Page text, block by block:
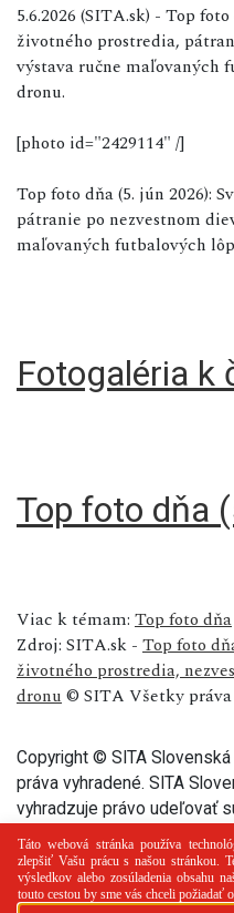
5.6.2026 (SITA.sk) - Top
životného prostredia,
výstava ručne maľovaných
dronu.
[photo id="2429114" /]
Top foto dňa (5. jún 2026):
pátranie po nezvestnom
maľovaných futbalových
Fotogaléria k
Top foto dňa
Viac k témam: Top foto dňa
Zdroj: SITA.sk - Top foto
životného prostredia,
dronu © SITA Všetky práva
Copyright © SITA
práva vyhradené. SITA
vyhradzuje právo udeľovať